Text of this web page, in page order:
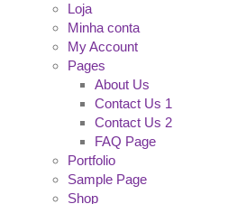
Loja
Minha conta
My Account
Pages
About Us
Contact Us 1
Contact Us 2
FAQ Page
Portfolio
Sample Page
Shop